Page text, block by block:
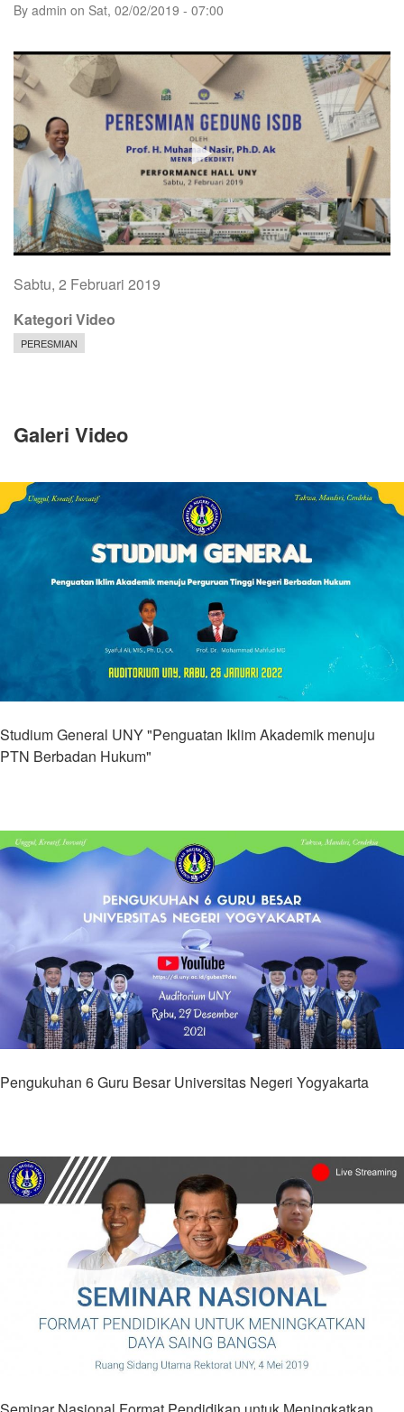
By admin on Sat, 02/02/2019 - 07:00
Sabtu, 2 Februari 2019
Kategori Video
PERESMIAN
Galeri Video
Studium General UNY "Penguatan Iklim Akademik menuju
PTN Berbadan Hukum"
Pengukuhan 6 Guru Besar Universitas Negeri Yogyakarta